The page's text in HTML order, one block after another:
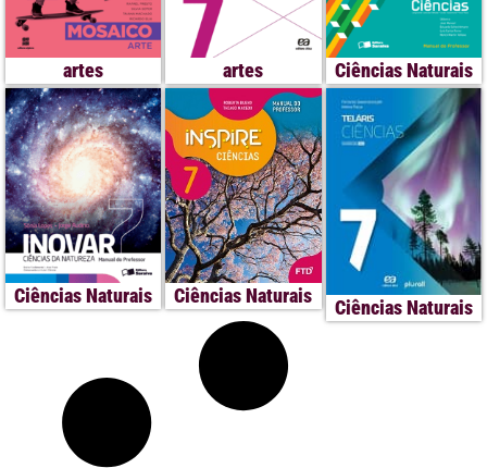
artes artes Ciências Naturais
Ciências Naturais Ciências Naturais
Ciências Naturais